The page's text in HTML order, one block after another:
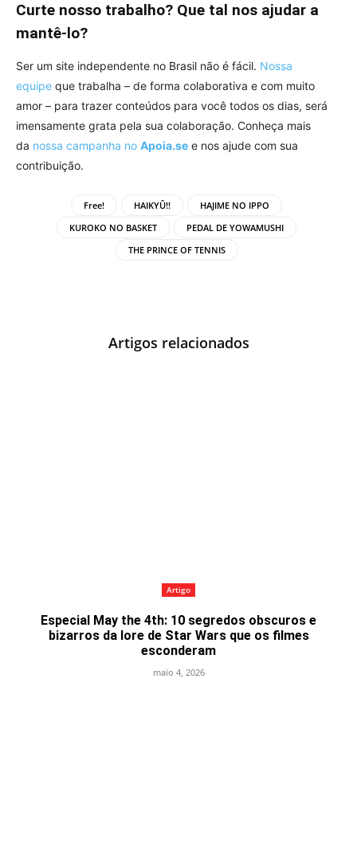
Curte nosso trabalho? Que tal nos ajudar a
mantê-lo?
Ser um site independente no Brasil não é fácil. Nossa
equipe que trabalha – de forma colaborativa e com muito
amor – para trazer conteúdos para você todos os dias, será
imensamente grata pela sua colaboração. Conheça mais
da nossa campanha no Apoia.se e nos ajude com sua
contribuição.
Free! HAIKYÛ!!
HAJIME NO IPPO
KUROKO NO BASKET
PEDAL DE YOWAMUSHI
THE PRINCE OF TENNIS
Artigos relacionados
Artigo
Especial May the 4th: 10 segredos obscuros e
bizarros da lore de Star Wars que os filmes
esconderam
maio 4, 2026